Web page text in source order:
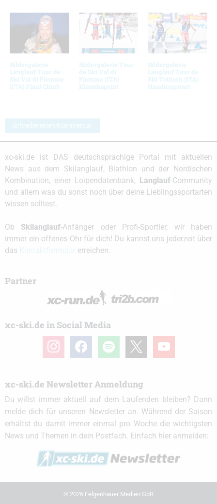
Bildergalerie
Langlauf Tour de
Ski Val di Fiemme
(ITA) Final Climb
Bildergalerie Tour
de Ski Val di
Fiemme (ITA)
Klassiksprint
Bildergalerie
Langlauf Tour de
Ski Toblach (ITA)
Handicapstart
Schreibe einen Kommentar
xc-ski.de ist DAS deutschsprachige Portal mit aktuellen
News aus dem Skilanglauf, Biathlon und der Nordischen
Kombination, einer Loipendatenbank, Langlauf-Community
und allem was du sonst noch über deine Lieblingssportarten
wissen solltest.
Ob Skilanglauf-Anfänger oder Profi-Sportler, wir haben
immer ein offenes Ohr für dich! Du kannst uns jederzeit über
das
erreichen.
Partner
xc-ski.de in Social Media
instagramfacebook spotify youtube
xc-ski.de Newsletter Anmeldung
Du willst immer aktuell auf dem Laufenden bleiben? Dann
melde dich für unseren Newsletter an. Während der Saison
erhältst du damit immer einmal pro Woche die wichtigsten
News und Themen in dein Postfach. Einfach hier anmelden:
© 2026 Felgenhauer Medien GbR